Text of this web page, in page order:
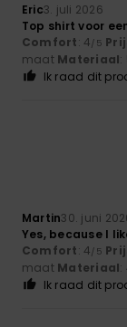
Eric3. juli 2026
Top shirt voor
Comfort: 4/5
maat Materiaal:
Ik raad dit
Martin30. juni
Yes, because I
Comfort: 4/5
maat Materiaal:
Ik raad dit